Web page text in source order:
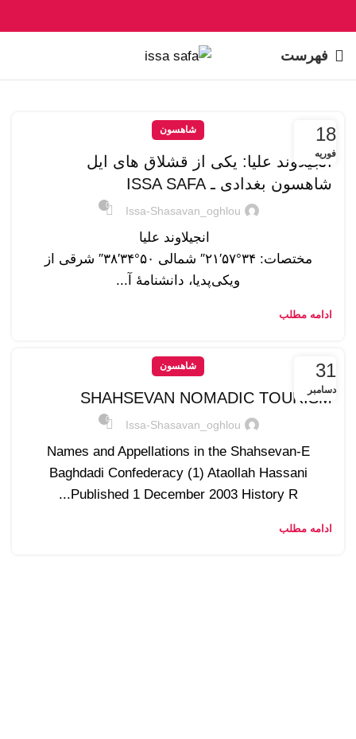
فهرست
18
فوریه
شاهسون
انجیلاوند علیا: یکی از قشلاق های ایل
شاهسون بغدادی ـ ISSA SAFA
Issa-Shasavan_oghlou
0
انجیلاوند علیا
مختصات: ۳۴°۵۷′۲۱″ شمالی ۵۰°۳۴′۳۸″ شرقی از
ویکی‌پدیا، دانشنامهٔ آ...
ادامه مطلب
31
دسامبر
شاهسون
SHAHSEVAN NOMADIC TOURISM
Issa-Shasavan_oghlou
0
Names and Appellations in the Shahsevan-E
Baghdadi Confederacy (1) Ataollah Hassani
Published 1 December 2003 History R...
ادامه مطلب